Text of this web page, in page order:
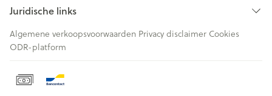
Juridische links
Algemene verkoopsvoorwaarden Privacy disclaimer Cookies
ODR-platform